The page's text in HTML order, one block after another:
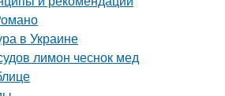
в Украине
лимон чеснок мед